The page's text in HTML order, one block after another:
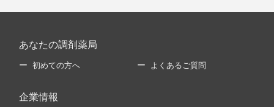
あなたの調剤薬局
初めての方へ よくあるご質問
企業情報